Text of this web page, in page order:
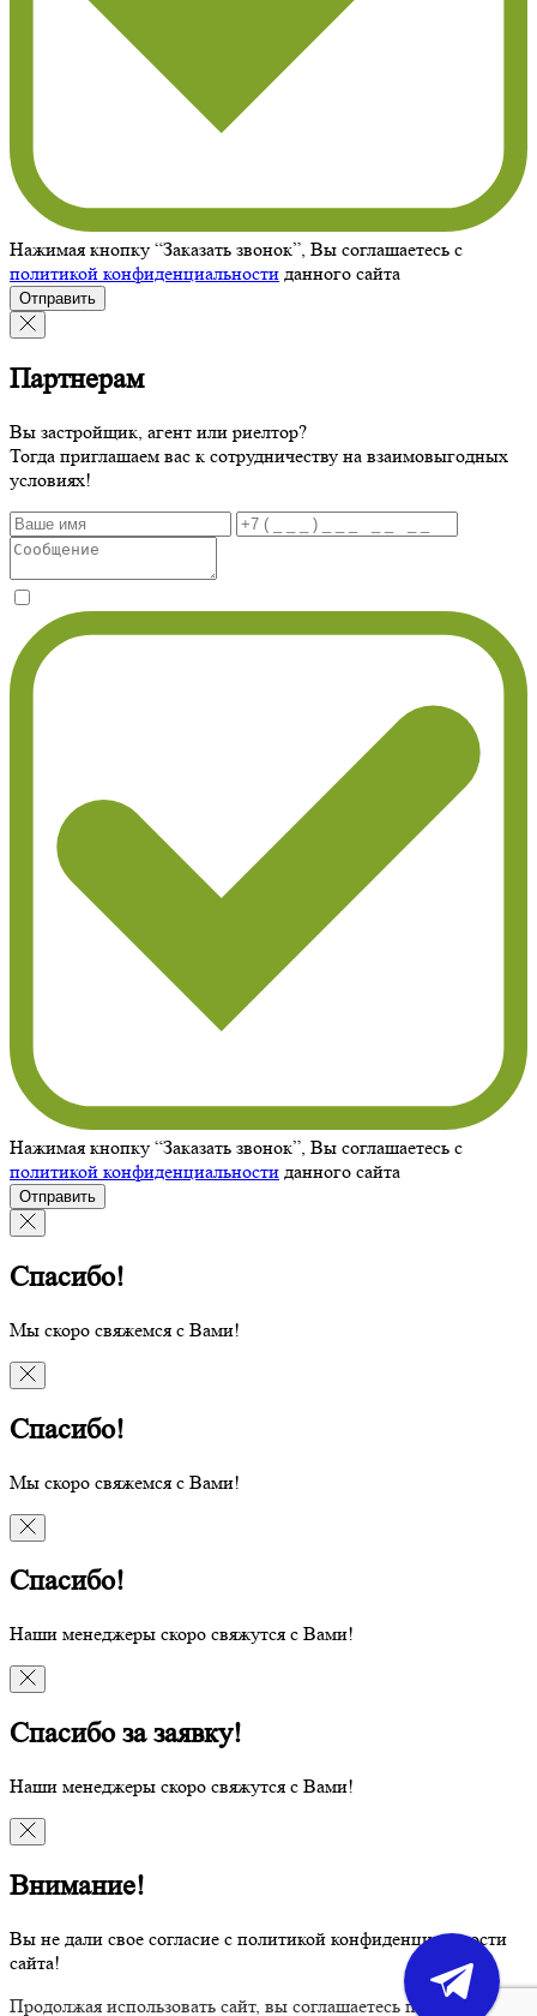
Нажимая кнопку “Заказать звонок”, Вы соглашаетесь с
политикой конфиденциальности данного сайта
Отправить
Партнерам
Вы застройщик, агент или риелтор?
Тогда приглашаем вас к сотрудничеству на взаимовыгодных
условиях!
Нажимая кнопку “Заказать звонок”, Вы соглашаетесь с
политикой конфиденциальности данного сайта
Отправить
Спасибо!
Мы скоро свяжемся с Вами!
Спасибо!
Мы скоро свяжемся с Вами!
Спасибо!
Наши менеджеры скоро свяжутся с Вами!
Спасибо за заявку!
Наши менеджеры скоро свяжутся с Вами!
Внимание!
Вы не дали свое согласие с политикой конфиденциальности
сайта!
Продолжая использовать сайт, вы соглашаетесь политикой